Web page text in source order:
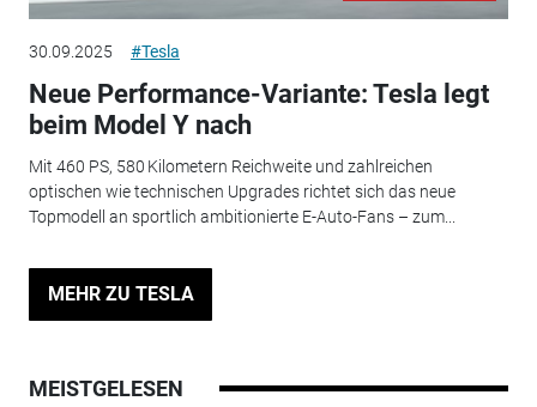
30.09.2025 #Tesla
Neue Performance-Variante: Tesla legt
beim Model Y nach
Mit 460 PS, 580 Kilometern Reichweite und zahlreichen
optischen wie technischen Upgrades richtet sich das neue
Topmodell an sportlich ambitionierte E-Auto-Fans – zum...
MEHR ZU TESLA
MEISTGELESEN